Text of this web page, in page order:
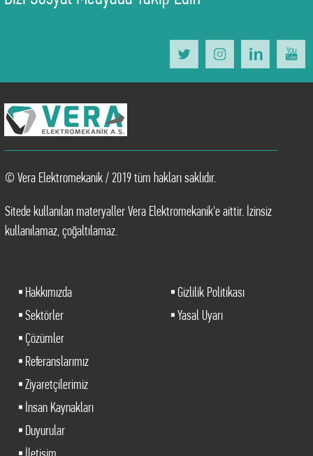
© Vera Elektromekanik / 2019 tüm hakları saklıdır.
Sitede kullanılan materyaller Vera Elektromekanik'e aittir. İzinsiz
kullanılamaz, çoğaltılamaz.
Hakkımızda
Sektörler
Çözümler
Referanslarımız
Ziyaretçilerimiz
İnsan Kaynakları
Duyurular
Gizlilik Politikası
Yasal Uyarı